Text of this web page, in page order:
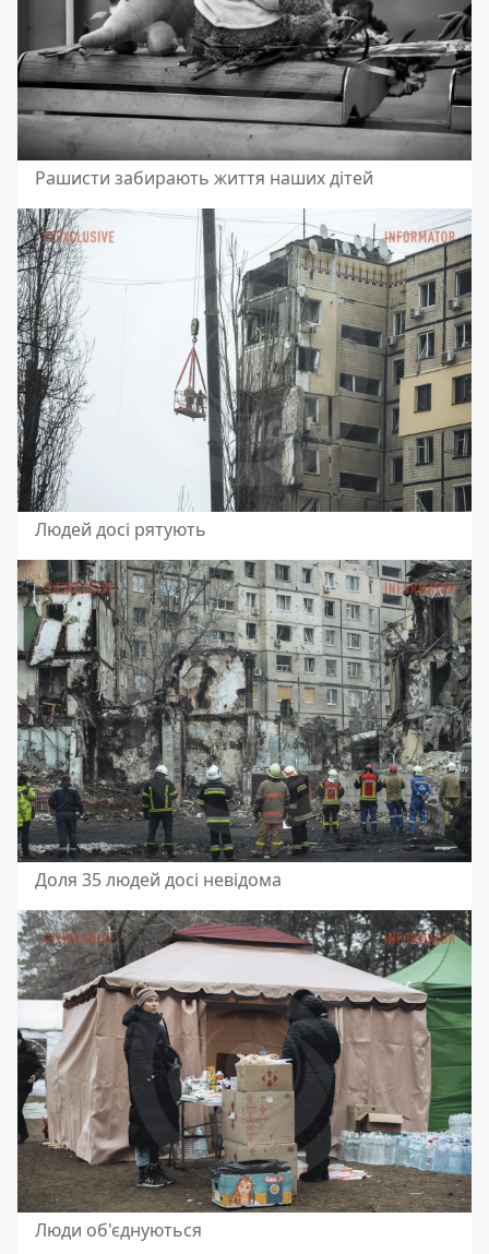
Рашисти забирають життя наших дітей
Людей досі рятують
Доля 35 людей досі невідома
Люди об'єднуються